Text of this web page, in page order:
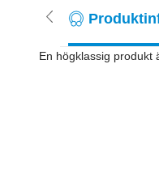
En högklassig produkt